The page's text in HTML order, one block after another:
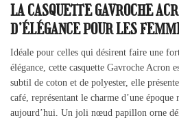
LA CASQUETTE GAVROCHE
D’ÉLÉGANCE POUR LES
Idéale pour celles qui désirent faire une
élégance, cette casquette Gavroche Acron
subtil de coton et de polyester, elle
café, représentant le charme d’une
aujourd’hui. Un joli nœud papillon orne